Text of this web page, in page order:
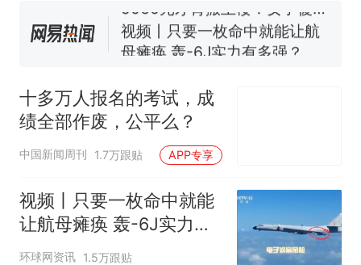
了……
视频丨只要一枚命中就能让航
母瘫痪 轰-6J实力有多强？
电力部门回应
佛山一中学招聘物理教师，笔
试前13名均遭淘汰？教育局：
已叫停招聘，成立调查组全面
热 十多万人报名的考试，成绩
十多万人报名的考试，成
绩全部作废，公平么？
中国新闻周刊 1.7万跟贴 APP专享
视频丨只要一枚命中就能
让航母瘫痪 轰-6J实力有
多强？
环球网资讯 1.5万跟贴